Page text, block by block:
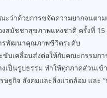
ว่าด้วยการขจัดความยากจนตาม
งสมัชชาสุขภาพแห่งชาติ ครั้งที่
รพัฒนาคุณภาพชีวิตระดับ
ขับเคลื่อนส่งต่อให้กับคณะกรรม
งเป็นรูปธรรม ทำให้ทุกภาคส่วน
ฐกิจ สังคมและสิ่งแวดล้อม และ